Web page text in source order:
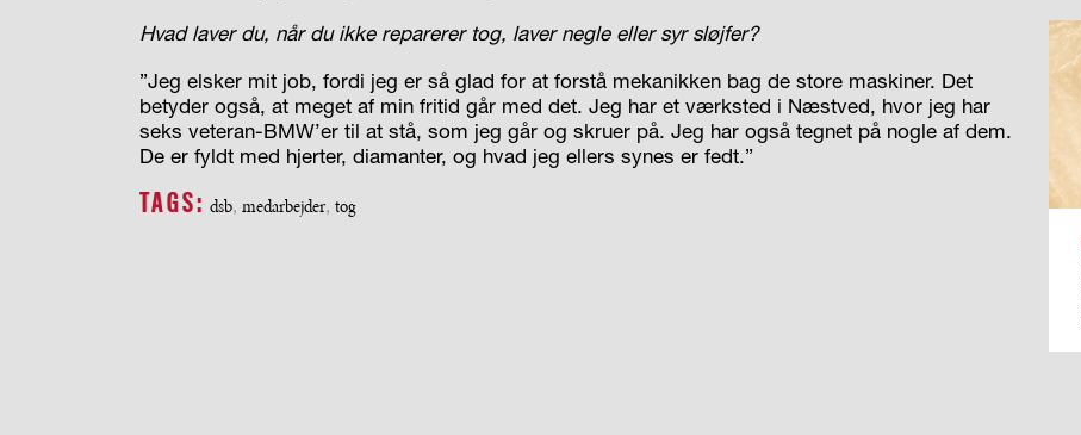
Hvad laver du, når du ikke reparerer tog, laver negle eller syr sløjfer?
”Jeg elsker mit job, fordi jeg er så glad for at forstå mekanikken bag de store maskiner. Det
betyder også, at meget af min fritid går med det. Jeg har et værksted i Næstved, hvor jeg har
seks veteran-BMW’er til at stå, som jeg går og skruer på. Jeg har også tegnet på nogle af dem.
De er fyldt med hjerter, diamanter, og hvad jeg ellers synes er fedt.”
TAGS: dsb,medarbejder,tog